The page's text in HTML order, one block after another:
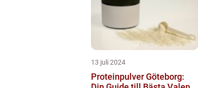
13 juli 2024
Proteinpulver Göteborg: